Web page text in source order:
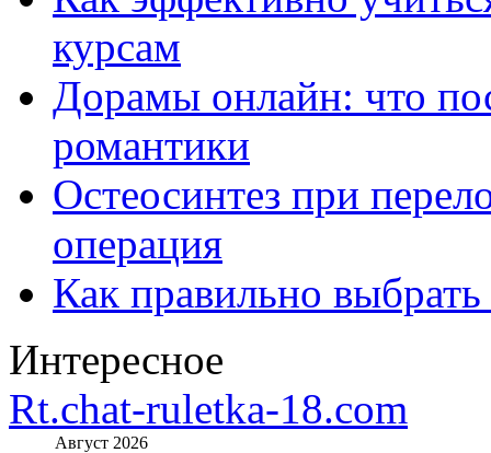
курсам
Дорамы онлайн: что
романтики
Остеосинтез при
операция
Как правильно
Интересное
Rt.chat-ruletka-18.com
Август 2026